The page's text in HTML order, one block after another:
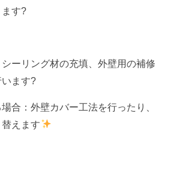
ます?️
ーリング材の充填、外壁用の補修
ます?
合：外壁カバー工法を行ったり、
えます